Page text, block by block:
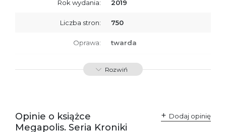
Rok wydania: 2019
Liczba stron: 750
Oprawa: twarda
ISBN 9788379761135
odpowiedzialne za
zgodność produktu z
przepisami:
61-701 Poznań
Rozwiń
Opinie o książce
Megapolis. Seria Kroniki
Dodaj opinię